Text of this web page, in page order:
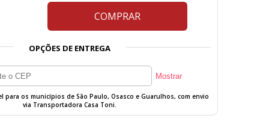
COMPRAR
OPÇÕES DE ENTREGA
para os municípios de São Paulo, Osasco e Guarulhos, com envio
via Transportadora Casa Toni.